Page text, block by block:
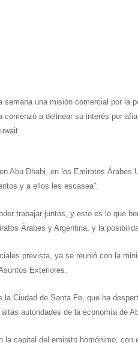
una misión comercial por la
comenzó a delinear su interés por
Abu Dhabi, en los Emiratos Árabes
y a ellos les escasea”.
trabajar juntos, y esto es lo que
Árabes y Argentina, y la
prevista, ya se reunió con la
Exteriores.
Ciudad de Santa Fe, que ha
autoridades de la economía de
la capital del emirato homónimo,